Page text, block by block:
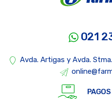
021
Avda. Artigas y Avda.